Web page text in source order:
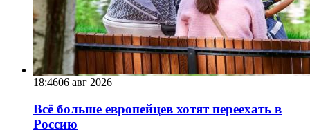
18:4606 авг 2026
Всё больше европейцев хотят переехать в
Россию